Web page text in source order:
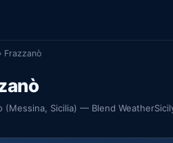
› Frazzanò
(Messina, Sicilia) — Blend